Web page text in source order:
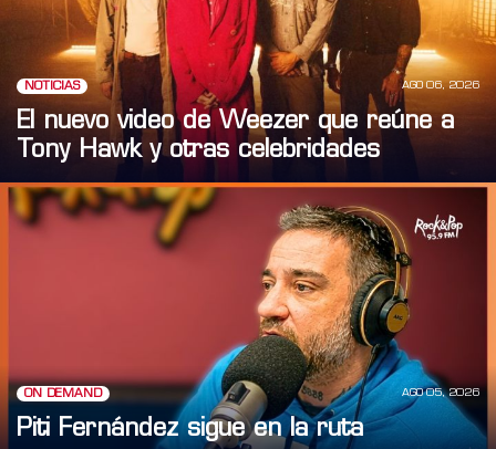
NOTICIAS AGO 06, 2026
El nuevo video de Weezer que reúne a
Tony Hawk y otras celebridades
ON DEMAND AGO 05, 2026
Piti Fernández sigue en la ruta